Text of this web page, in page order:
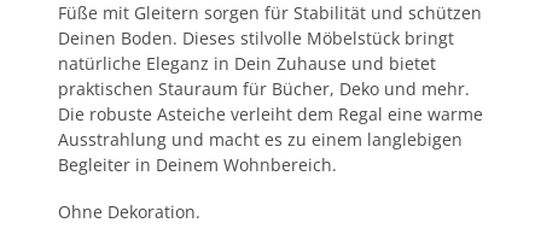
Füße mit Gleitern sorgen für Stabilität und schützen
Deinen Boden. Dieses stilvolle Möbelstück bringt
natürliche Eleganz in Dein Zuhause und bietet
praktischen Stauraum für Bücher, Deko und mehr.
Die robuste Asteiche verleiht dem Regal eine warme
Ausstrahlung und macht es zu einem langlebigen
Begleiter in Deinem Wohnbereich.
Ohne Dekoration.